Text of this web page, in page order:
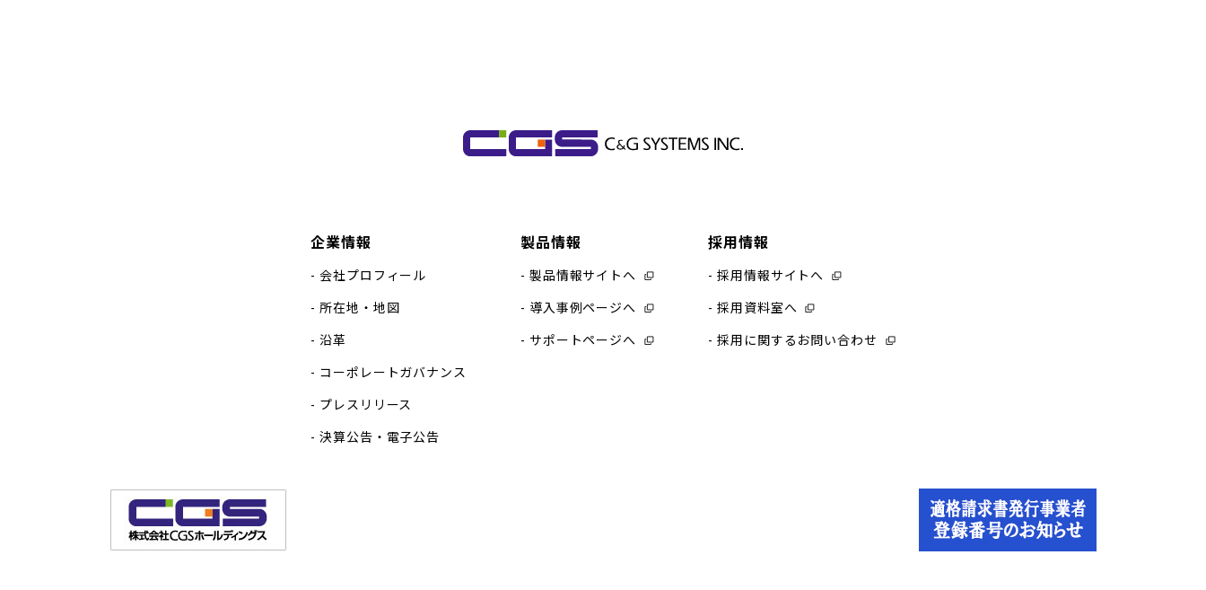
企業情報
会社プロフィール
所在地・地図
沿革
コーポレートガバナンス
プレスリリース
決算公告・電子公告
製品情報
製品情報サイトへ
導入事例ページへ
サポートページへ
採用情報
採用情報サイトへ
採用資料室へ
採用に関するお問い合わせ